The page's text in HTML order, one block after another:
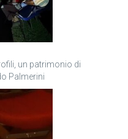
un patrimonio di
Palmerini